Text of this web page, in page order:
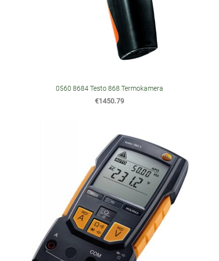
0560 8684 Testo 868 Termokamera
€1450.79